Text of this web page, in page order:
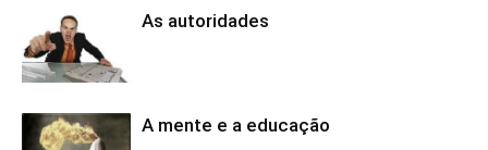
As autoridades
A mente e a educação